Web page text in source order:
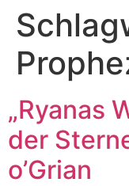
„Ryanas
der
o’Grian